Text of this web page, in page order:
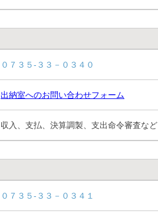
０７３５-３３－０３４０
出納室へのお問い合わせフォーム
収入、支払、決算調製、支出命令審査など
０７３５-３３－０３４１